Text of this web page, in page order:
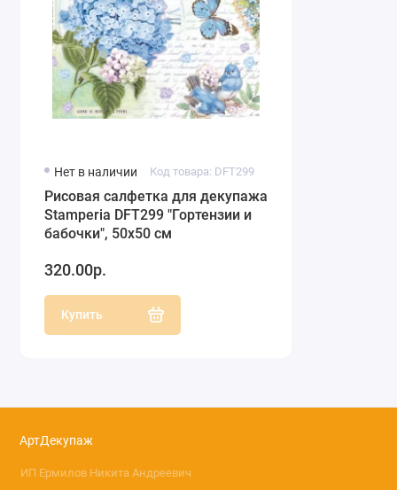
Нет в наличии Код товара: DFT299
Рисовая салфетка для декупажа
Stamperia DFT299 "Гортензии и
бабочки", 50х50 см
320.00р.
Купить
АртДекупаж
ИП Ермилов Никита Андреевич